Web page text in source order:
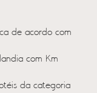
de acordo com
com Km
da categoria